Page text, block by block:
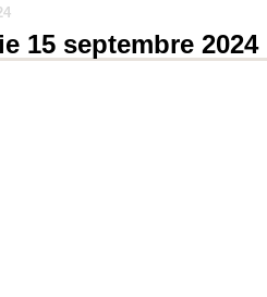
15 septembre 2024